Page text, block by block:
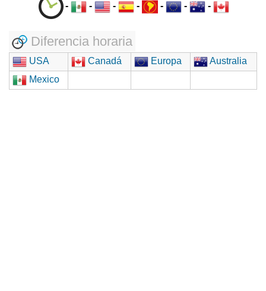
- - - - - - -
Diferencia horaria
USA Canadá Europa
Australia
Mexico